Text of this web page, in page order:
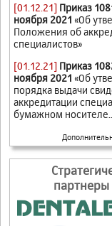
[01.12.21] Приказ
ноября 2021 «Об
Положения об
специалистов»
[01.12.21] Приказ
ноября 2021 «Об
порядка выдачи
аккредитации
бумажном
партнеры